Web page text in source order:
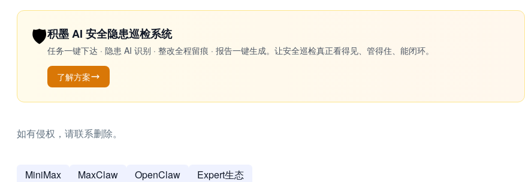
🛡️积墨 AI 安全隐患巡检系统
任务一键下达 · 隐患 AI 识别 · 整改全程留痕 · 报告一键生成。让安全巡检真正看得见、管得住、能闭环。
了解方案
如有侵权，请联系删除。
MiniMax MaxClaw OpenClaw
Expert生态